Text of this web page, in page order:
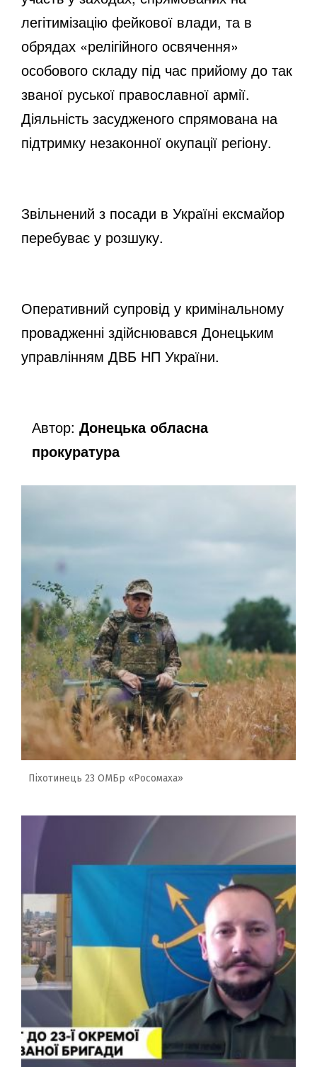
легітимізацію фейкової влади, та в
обрядах «релігійного освячення»
особового складу під час прийому до так
званої руської православної армії.
Діяльність засудженого спрямована на
підтримку незаконної окупації регіону.
Звільнений з посади в Україні ексмайор
перебуває у розшуку.
Оперативний супровід у кримінальному
провадженні здійснювався Донецьким
управлінням ДВБ НП України.
Автор: Донецька обласна
прокуратура
Піхотинець 23 ОМБр «Росомаха»